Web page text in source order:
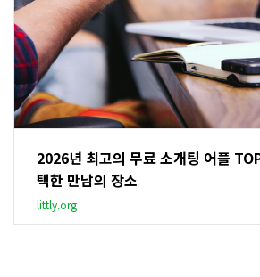
2026년 최고의 무료 소개팅 어플
택한 만남의 장소
littly.org